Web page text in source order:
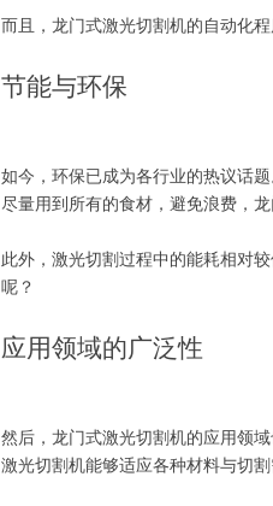
而且，龙门式激光切割机的自动化
节能与环保
如今，环保已成为各行业的热议话
尽量用到所有的食材，避免浪费，
此外，激光切割过程中的能耗相对
呢？
应用领域的广泛性
然后，龙门式激光切割机的应用领
激光切割机能够适应各种材料与切